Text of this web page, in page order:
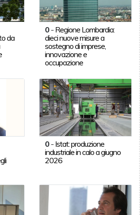
da
0 - Regione Lombardia:
dieci nuove misure a
sostegno di imprese,
innovazione e
occupazione
0 - Istat: produzione
industriale in calo a giugno
2026